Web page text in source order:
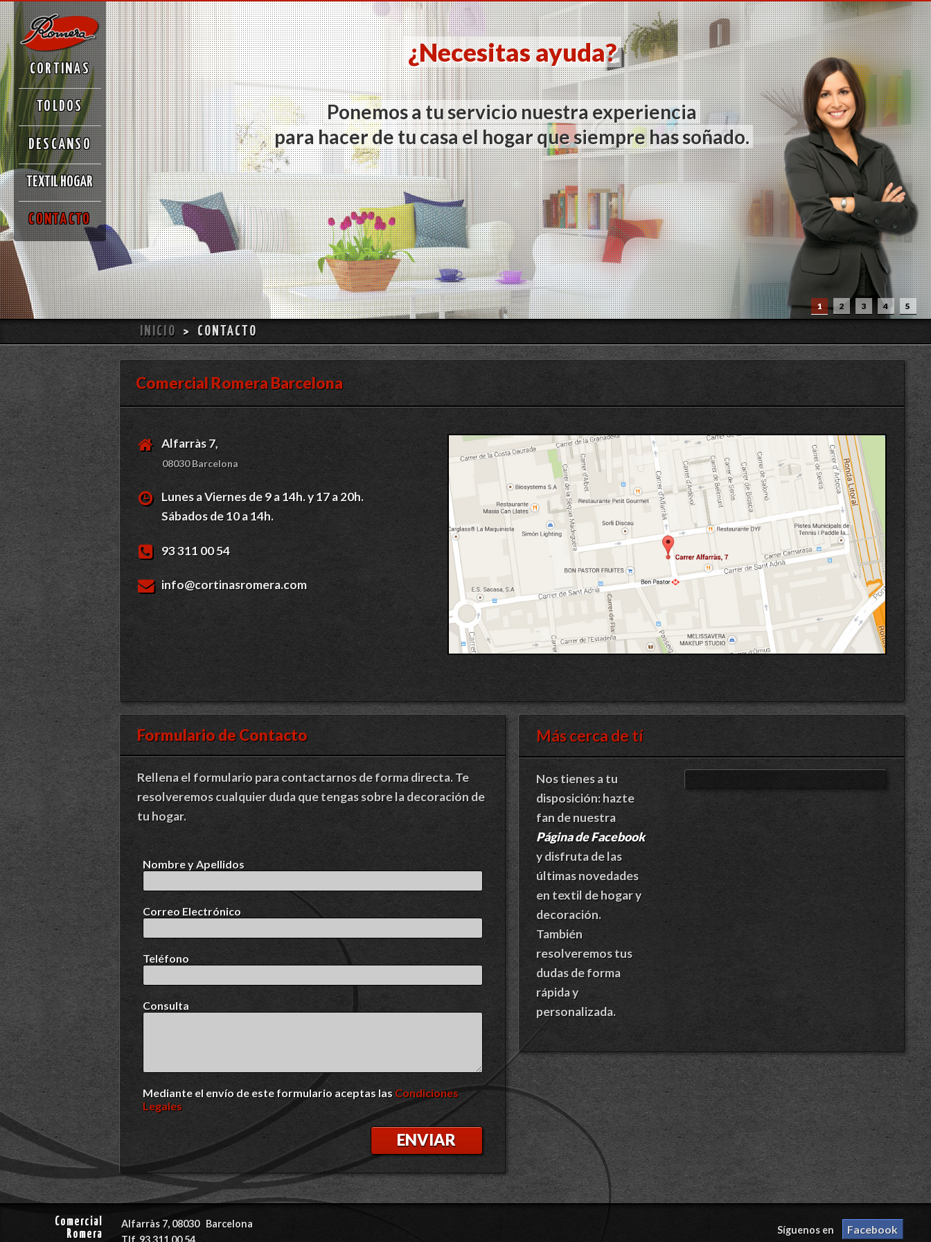
CORTINAS
TOLDOS
DESCANSO
TEXTIL HOGAR
CONTACTO
1 2 3 4 5
¿Necesitas ayuda?
Ponemos a tu servicio nuestra experiencia
para hacer de tu casa el hogar que siempre has soñado.
INICIO > CONTACTO
Comercial Romera Barcelona
Alfarràs 7,
08030 Barcelona
Lunes a Viernes de 9 a 14h. y 17 a 20h.
Sábados de 10 a 14h.
93 311 00 54
info@cortinasromera.com
Formulario de Contacto
Rellena el formulario para contactarnos de forma directa. Te
resolveremos cualquier duda que tengas sobre la decoración de
tu hogar.
Nombre y Apellidos
Correo Electrónico
Teléfono
Consulta
Mediante el envío de este formulario aceptas las Condiciones
Legales
Más cerca de tí
Nos tienes a tu
disposición: hazte
fan de nuestra
Página de Facebook
y disfruta de las
últimas novedades
en textil de hogar y
decoración.
También
resolveremos tus
dudas de forma
rápida y
personalizada.
Comercial
Romera
Alfarràs 7, 08030 Barcelona
Síguenos en Facebook